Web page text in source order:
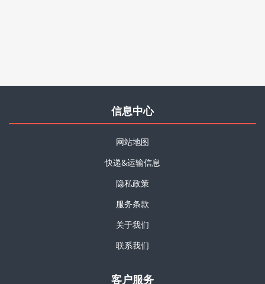
信息中心
网站地图
快递&运输信息
隐私政策
服务条款
关于我们
联系我们
客户服务